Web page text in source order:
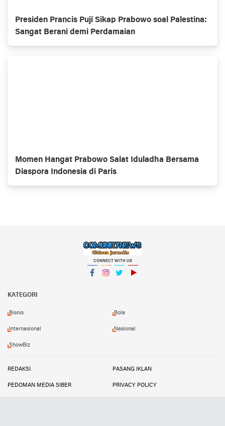
Presiden Prancis Puji Sikap Prabowo soal Palestina:
Sangat Berani demi Perdamaian
Momen Hangat Prabowo Salat Iduladha Bersama
Diaspora Indonesia di Paris
CONNECT WITH US
KATEGORI
Bisnis Bola
Internasional Nasional
ShowBiz
REDAKSI PASANG IKLAN
PEDOMAN MEDIA SIBER PRIVACY POLICY